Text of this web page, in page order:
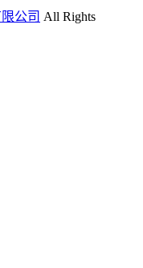
公司 All Rights